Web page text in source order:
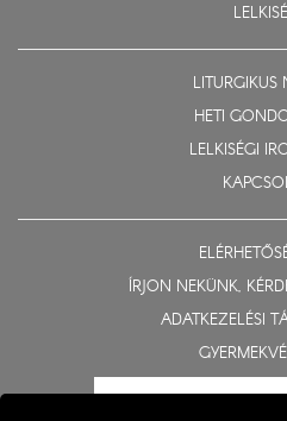
LITURGIKUS
HETI
LELKISÉGI
ÍRJON NEKÜNK,
ADATKEZELÉSI